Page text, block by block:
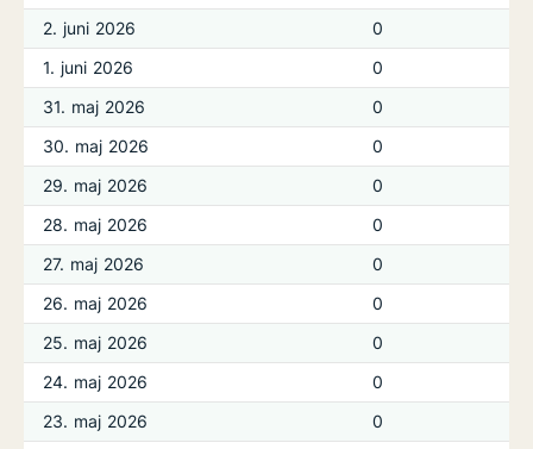
2. juni 2026
0
1. juni 2026
0
31. maj 2026
0
30. maj 2026
0
29. maj 2026
0
28. maj 2026
0
27. maj 2026
0
26. maj 2026
0
25. maj 2026
0
24. maj 2026
0
23. maj 2026
0